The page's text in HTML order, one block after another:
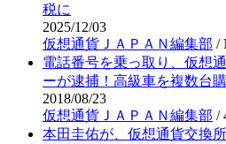
税に
2025/12/03
仮想通貨ＪＡＰＡＮ編集部 /
電話番号を乗っ取り、仮想
ーが逮捕！高級車を複数台
2018/08/23
仮想通貨ＪＡＰＡＮ編集部 /
本田圭佑が、仮想通貨交換